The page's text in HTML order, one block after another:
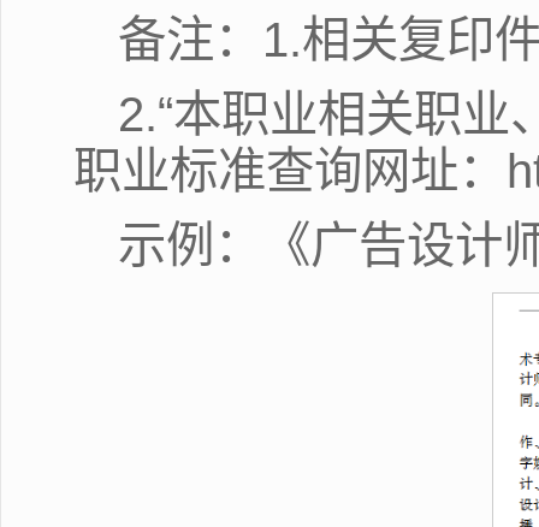
备注：1.相关复印
2.“本职业相关职业
职业标准查询网址：
示例：《广告设计